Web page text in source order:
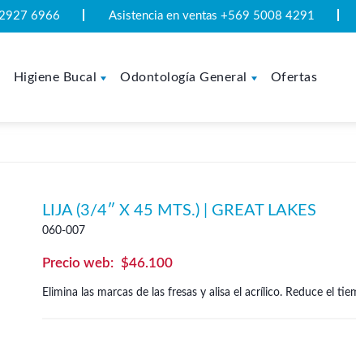
6966 Asistencia en ventas +569 5008 4291
Higiene Bucal Odontología General Ofertas
LIJA (3/4″ X 45 MTS.) | GREAT LAKES
060-007
$46.100
Elimina las marcas de las fresas y alisa el acrílico. Reduce el